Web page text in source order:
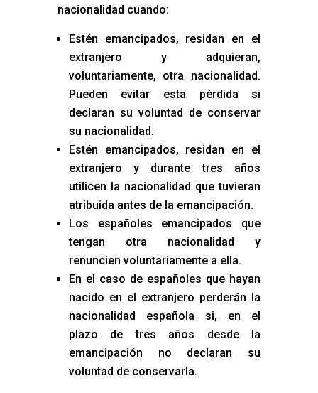
nacionalidad cuando:
Estén emancipados, residan en el
extranjero y adquieran,
voluntariamente, otra nacionalidad.
Pueden evitar esta pérdida si
declaran su voluntad de conservar
su nacionalidad.
Estén emancipados, residan en el
extranjero y durante tres años
utilicen la nacionalidad que tuvieran
atribuida antes de la emancipación.
Los españoles emancipados que
tengan otra nacionalidad y
renuncien voluntariamente a ella.
En el caso de españoles que hayan
nacido en el extranjero perderán la
nacionalidad española si, en el
plazo de tres años desde la
emancipación no declaran su
voluntad de conservarla.